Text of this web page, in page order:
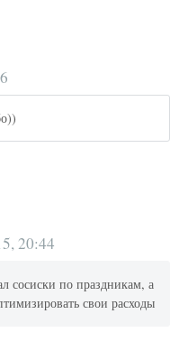
20:44
сосиски по праздникам, а
свои расходы